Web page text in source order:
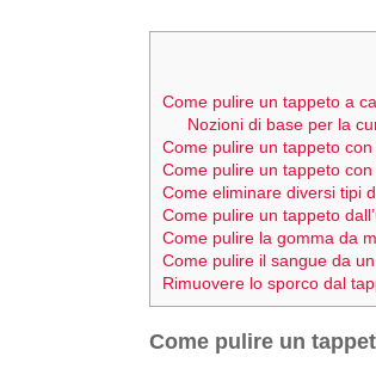
Come pulire un tappeto a
Nozioni di base per la
Come pulire un tappeto con
Come pulire un tappeto
Come eliminare diversi tipi
Come pulire un tappeto
Come pulire la gomma da
Come pulire il sangue da
Rimuovere lo sporco dal
Come pulire un